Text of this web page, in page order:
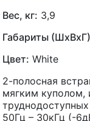
Вес, кг: 3,9
Габариты
Цвет: White
2-полосная
мягким куполом,
50Гц – 30кГц (-